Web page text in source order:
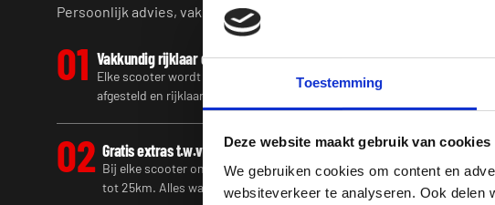
Toestemming
Deze website maakt gebruik van cookies
We gebruiken cookies om content en
websiteverkeer te analyseren. Ook delen
Persoonlijk advies, vakkundig werk en eerlijke prijzen.
01 Vakkundig rijklaar gemaakt
Elke scooter wordt door onze eigen gecertificeerde monteurs volledig
afgesteld en rijklaar gemaakt voordat hij bij jou wordt afgeleverd.
02 Gratis extras t.w.v. €300,-
Bij elke scooter ontvang je gratis een windscherm, ART 4 slot,
tot 25km. Alles wat je nodig hebt om direct te rijden.